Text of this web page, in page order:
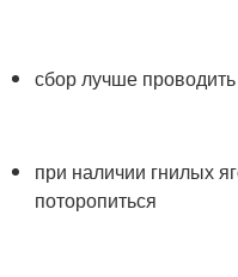
сбор лучше
при наличии гнилых
поторопиться